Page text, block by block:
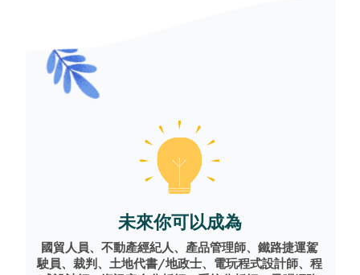
未來你可以成為
國貿人員、不動產經紀人、產品管理師、鐵路捷運駕
駛員、裁判、土地代書/地政士、電玩程式設計師、程